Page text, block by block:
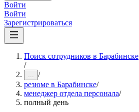
Войти
Войти
Зарегистрироваться
Поиск сотрудников в Барабинске
/
... /
резюме в Барабинске/
менеджер отдела персонала/
полный день